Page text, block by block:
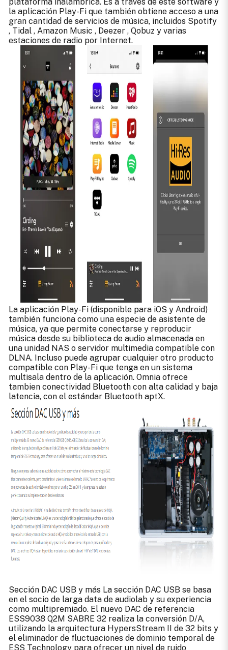
la aplicación Play-Fi que también obtiene acceso a una
gran cantidad de servicios de música, incluidos Spotify
, Tidal , Amazon Music , Deezer , Qobuz y varias
estaciones de radio por Internet.
La aplicación Play-Fi (disponible para iOS y Android)
también funciona como una especie de asistente de
música, ya que permite conectarse y reproducir
música desde su biblioteca de audio almacenada en
una unidad NAS o servidor multimedia compatible con
DLNA. Incluso puede agrupar cualquier otro producto
compatible con Play-Fi que tenga en un sistema
multisala dentro de la aplicación. Omnia ofrece
tambien conectividad Bluetooth con alta calidad y baja
latencia, con el estándar Bluetooth aptX.
Sección DAC USB y más La sección DAC USB se basa
en el socio de larga data de audiolab y su experiencia
como multipremiado. El nuevo DAC de referencia
ESS9038 Q2M SABRE 32 realiza la conversión D/A,
utilizando la arquitectura HypersStream II de 32 bits y
el eliminador de fluctuaciones de dominio temporal de
ESS Technology para ofrecer un nivel de ruido